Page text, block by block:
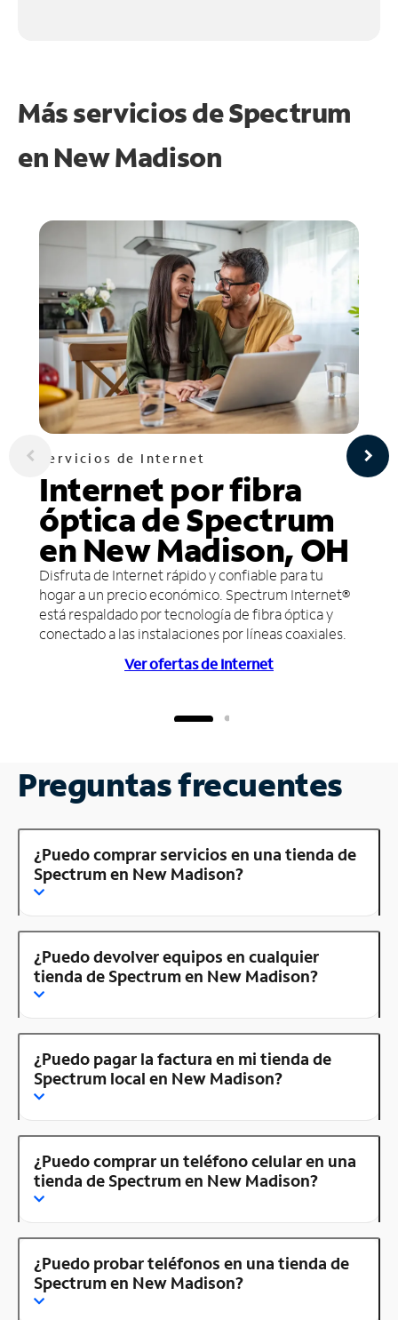
Más servicios de Spectrum
en New Madison
Servicios de Internet
Internet por fibra
óptica de Spectrum
en New Madison, OH
Disfruta de Internet rápido y confiable para tu
hogar a un precio económico. Spectrum Internet®
está respaldado por tecnología de fibra óptica y
conectado a las instalaciones por líneas coaxiales.
Ver ofertas de Internet
Preguntas frecuentes
¿Puedo comprar servicios en una tienda de
Spectrum en New Madison?
¿Puedo devolver equipos en cualquier
tienda de Spectrum en New Madison?
¿Puedo pagar la factura en mi tienda de
Spectrum local en New Madison?
¿Puedo comprar un teléfono celular en una
tienda de Spectrum en New Madison?
¿Puedo probar teléfonos en una tienda de
Spectrum en New Madison?